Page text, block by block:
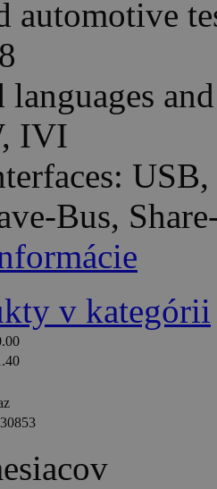
automotive
languages
IVI
Bus,
v kategórii